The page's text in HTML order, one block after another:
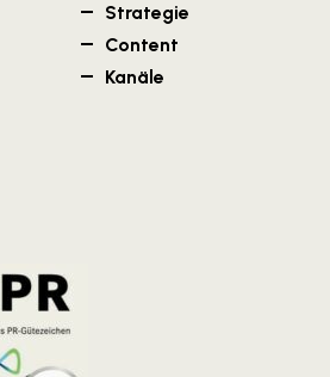
Strategie
Content
Kanäle